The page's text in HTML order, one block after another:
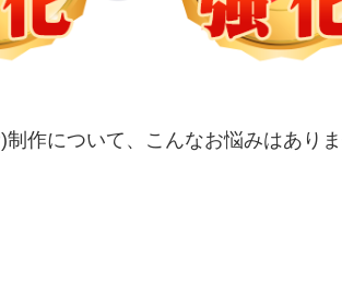
制作について、こんなお悩みはあり